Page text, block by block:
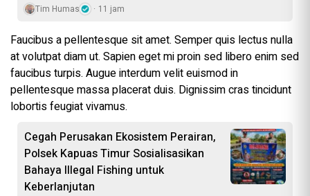
Tim Humas 11 jam
Faucibus a pellentesque sit amet. Semper quis lectus nulla
at volutpat diam ut. Sapien eget mi proin sed libero enim sed
faucibus turpis. Augue interdum velit euismod in
pellentesque massa placerat duis. Dignissim cras tincidunt
lobortis feugiat vivamus.
Cegah Perusakan Ekosistem Perairan,
Polsek Kapuas Timur Sosialisasikan
Bahaya Illegal Fishing untuk
Keberlanjutan